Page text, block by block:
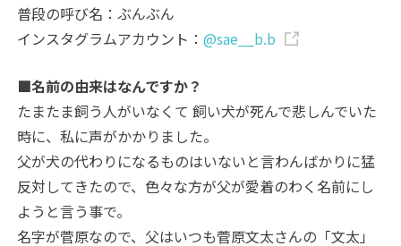
普段の呼び名：ぶんぶん
インスタグラムアカウント：@sae__b.b
■名前の由来はなんですか？
たまたま飼う人がいなくて 飼い犬が死んで悲しんでいた
時に、私に声がかかりました。
父が犬の代わりになるものはいないと言わんばかりに猛
反対してきたので、色々な方が父が愛着のわく名前にし
ようと言う事で。
名字が菅原なので、父はいつも菅原文太さんの「文太」